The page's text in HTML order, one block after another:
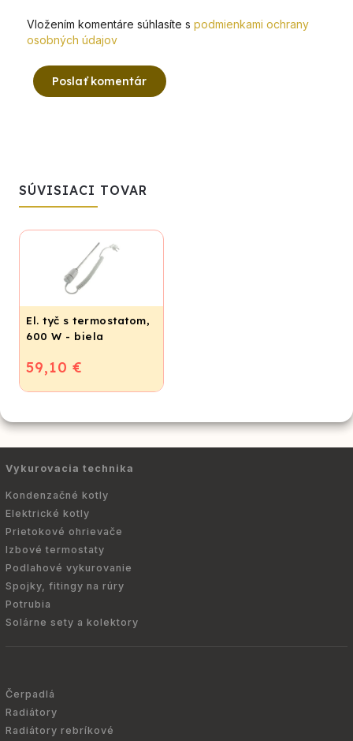
Vložením komentáre súhlasíte s podmienkami ochrany
osobných údajov
Poslať komentár
SÚVISIACI TOVAR
El. tyč s termostatom,
600 W - biela
59,10 €
Vykurovacia technika
Kondenzačné kotly
Elektrické kotly
Prietokové ohrievače
Izbové termostaty
Podlahové vykurovanie
Spojky, fitingy na rúry
Potrubia
Solárne sety a kolektory
Čerpadlá
Radiátory
Radiátory rebríkové